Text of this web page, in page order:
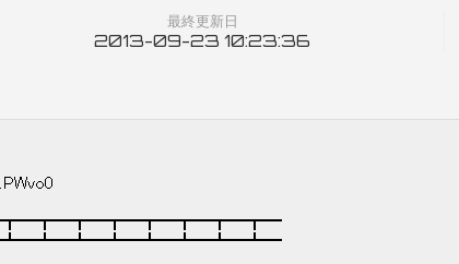
最終更新日
2013-09-23 10:23:36